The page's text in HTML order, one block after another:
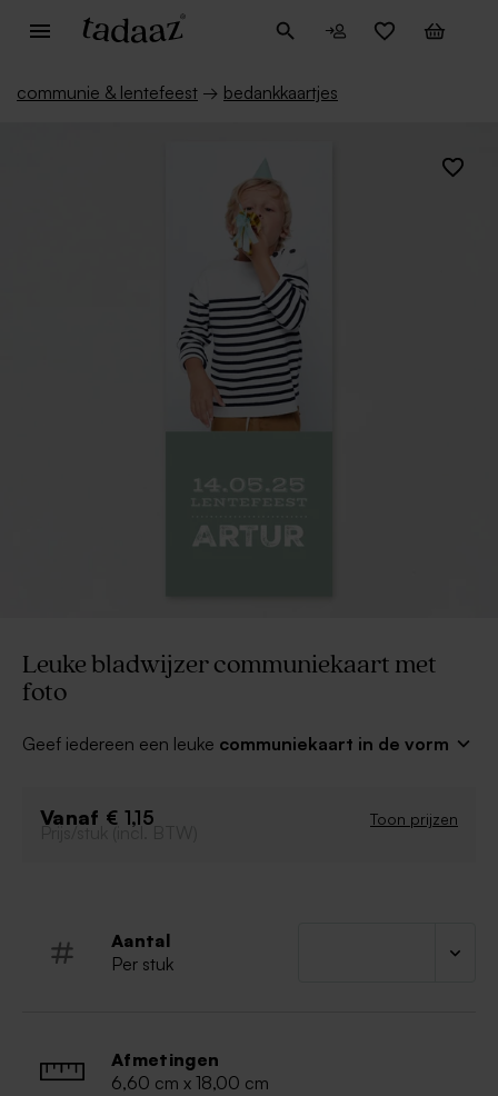
communie & lentefeest → bedankkaartjes
Leuke bladwijzer communiekaart met
foto
Geef iedereen een leuke communiekaart in de vorm
kleurvarianten!
Vanaf € 1,15 Toon prijzen
Prijs/stuk (incl. BTW)
Aantal
Per stuk
Afmetingen
6,60 cm x 18,00 cm